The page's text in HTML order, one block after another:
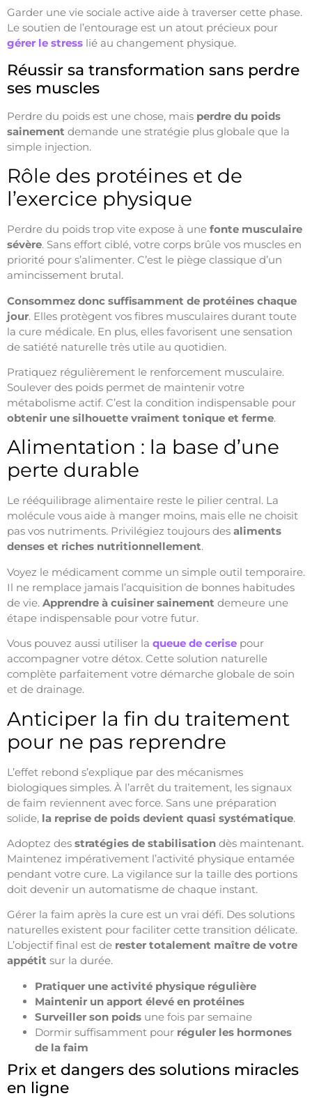
Garder une vie sociale active aide à traverser cette phase.
Le soutien de l’entourage est un atout précieux pour
gérer le stress lié au changement physique.
Réussir sa transformation sans perdre
ses muscles
Perdre du poids est une chose, mais perdre du poids
sainement demande une stratégie plus globale que la
simple injection.
Rôle des protéines et de
l’exercice physique
Perdre du poids trop vite expose à une fonte musculaire
sévère. Sans effort ciblé, votre corps brûle vos muscles en
priorité pour s’alimenter. C’est le piège classique d’un
amincissement brutal.
Consommez donc suffisamment de protéines chaque
jour. Elles protègent vos fibres musculaires durant toute
la cure médicale. En plus, elles favorisent une sensation
de satiété naturelle très utile au quotidien.
Pratiquez régulièrement le renforcement musculaire.
Soulever des poids permet de maintenir votre
métabolisme actif. C’est la condition indispensable pour
obtenir une silhouette vraiment tonique et ferme.
Alimentation : la base d’une
perte durable
Le rééquilibrage alimentaire reste le pilier central. La
molécule vous aide à manger moins, mais elle ne choisit
pas vos nutriments. Privilégiez toujours des aliments
denses et riches nutritionnellement.
Voyez le médicament comme un simple outil temporaire.
Il ne remplace jamais l’acquisition de bonnes habitudes
de vie. Apprendre à cuisiner sainement demeure une
étape indispensable pour votre futur.
Vous pouvez aussi utiliser la queue de cerise pour
accompagner votre détox. Cette solution naturelle
complète parfaitement votre démarche globale de soin
et de drainage.
Anticiper la fin du traitement
pour ne pas reprendre
L’effet rebond s’explique par des mécanismes
biologiques simples. À l’arrêt du traitement, les signaux
de faim reviennent avec force. Sans une préparation
solide, la reprise de poids devient quasi systématique.
Adoptez des stratégies de stabilisation dès maintenant.
Maintenez impérativement l’activité physique entamée
pendant votre cure. La vigilance sur la taille des portions
doit devenir un automatisme de chaque instant.
Gérer la faim après la cure est un vrai défi. Des solutions
naturelles existent pour faciliter cette transition délicate.
L’objectif final est de rester totalement maître de votre
appétit sur la durée.
Pratiquer une activité physique régulière
Maintenir un apport élevé en protéines
Surveiller son poids une fois par semaine
Dormir suffisamment pour réguler les hormones
de la faim
Prix et dangers des solutions miracles
en ligne